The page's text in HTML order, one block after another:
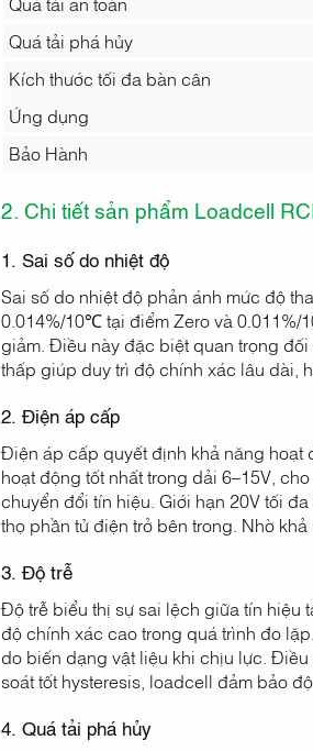
Quá tải phá hủy
Kích thước tối đa bàn cân
Ứng dụng
Bảo Hành
2. Chi tiết sản phẩm Loadcell
1. Sai số do nhiệt độ
Sai số do nhiệt độ phản ánh mức độ
0.014%/10℃ tại điểm Zero và 0.011%/
giảm. Điều này đặc biệt quan trọng
thấp giúp duy trì độ chính xác lâu dài,
2. Điện áp cấp
Điện áp cấp quyết định khả năng hoạt
hoạt động tốt nhất trong dải 6–15V,
chuyển đổi tín hiệu. Giới hạn 20V tối
thọ phần tử điện trở bên trong. Nhờ
3. Độ trễ
Độ trễ biểu thị sự sai lệch giữa tín hiệu
độ chính xác cao trong quá trình đo
do biến dạng vật liệu khi chịu lực.
soát tốt hysteresis, loadcell đảm bảo
4. Quá tải phá hủy